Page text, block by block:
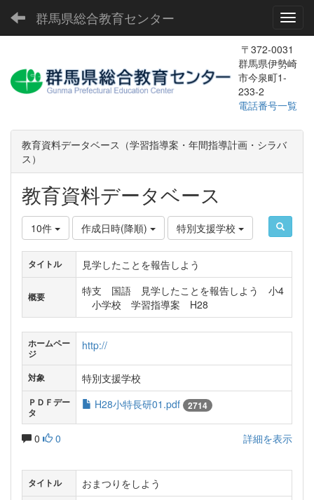
群馬県総合教育センター
〒372-0031
群馬県伊勢崎
市今泉町1-
233-2
電話番号一覧
教育資料データベース（学習指導案・年間指導計画・シラバ
ス）
教育資料データベース
10件 作成日時(降順) 特別支援学校
タイトル 見学したことを報告しよう
概要
特支 国語 見学したことを報告しよう 小4
小学校 学習指導案 H28
ホームペー
ジ
http://
対象 特別支援学校
ＰＤＦデー
タ
H28小特長研01.pdf 2714
0 0 詳細を表示
タイトル おまつりをしよう